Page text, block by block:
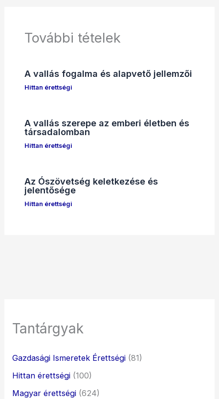
További tételek
A vallás fogalma és alapvető jellemzői
Hittan érettségi
A vallás szerepe az emberi életben és
társadalomban
Hittan érettségi
Az Ószövetség keletkezése és
jelentősége
Hittan érettségi
Tantárgyak
Gazdasági Ismeretek Érettségi (81)
Hittan érettségi (100)
Magyar érettségi (624)